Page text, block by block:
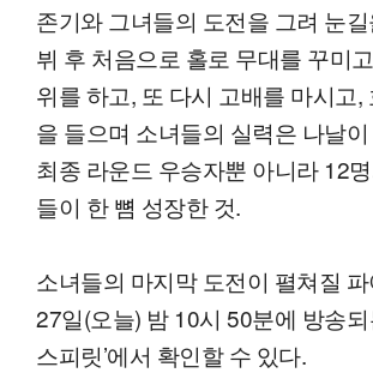
존기와 그녀들의 도전을 그려 눈
뷔 후 처음으로 홀로 무대를 꾸미
위를 하고, 또 다시 고배를 마시고,
을 들으며 소녀들의 실력은 나날
최종 라운드 우승자뿐 아니라 12
들이 한 뼘 성장한 것.
소녀들의 마지막 도전이 펼쳐질
27일(오늘) 밤 10시 50분에 방송되
스피릿’에서 확인할 수 있다.